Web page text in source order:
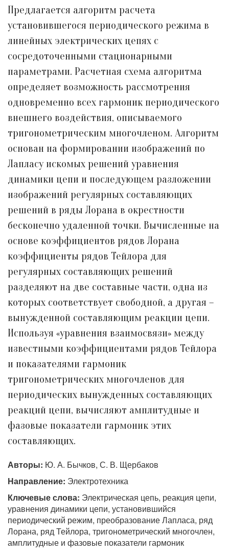
Предлагается алгоритм расчета
установившегося периодического режима в
линейных электрических цепях с
сосредоточенными стационарными
параметрами. Расчетная схема алгоритма
определяет возможность рассмотрения
одновременно всех гармоник периодического
внешнего воздействия, описываемого
тригонометрическим многочленом. Алгоритм
основан на формировании изображений по
Лапласу искомых решений уравнения
динамики цепи и последующем разложении
изображений регулярных составляющих
решений в ряды Лорана в окрестности
бесконечно удаленной точки. Вычисленные на
основе коэффициентов рядов Лорана
коэффициенты рядов Тейлора для
регулярных составляющих решений
разделяют на две составные части, одна из
которых соответствует свободной, а другая –
вынужденной составляющим реакции цепи.
Используя «уравнения взаимосвязи» между
известными коэффициентами рядов Тейлора
и показателями гармоник
тригонометрических многочленов для
периодических вынужденных составляющих
реакций цепи, вычисляют амплитудные и
фазовые показатели гармоник этих
составляющих.
Авторы: Ю. А. Бычков, С. В. Щербаков
Направление: Электротехника
Ключевые слова: Электрическая цепь, реакция цепи,
уравнения динамики цепи, установившийся
периодический режим, преобразование Лапласа, ряд
Лорана, ряд Тейлора, тригонометрический многочлен,
амплитудные и фазовые показатели гармоник